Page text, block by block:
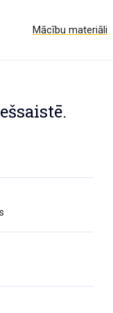
Mācību materiāli